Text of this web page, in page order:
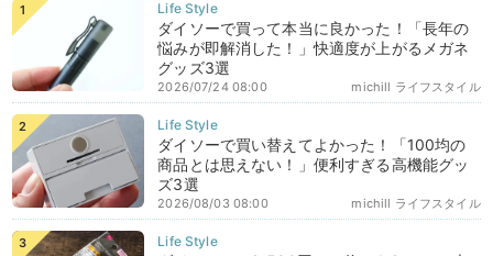
ダイソーで買って本当に良かった！「長年の
悩みが即解消した！」快適度が上がるメガネ
グッズ3選
michill ライフスタイル
2026/07/24 08:00
ダイソーで買い替えてよかった！「100均の
商品とは思えない！」便利すぎる高機能グッ
ズ3選
michill ライフスタイル
2026/08/03 08:00